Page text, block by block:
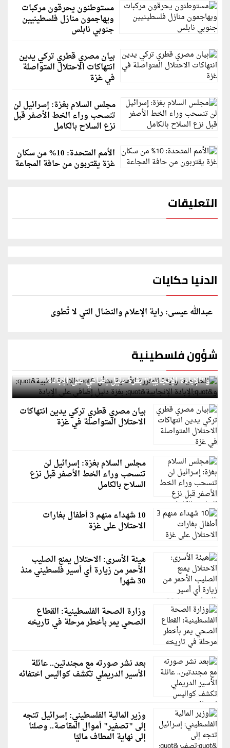
مستوطنون يحرقون مركبات
ويهاجمون منازل فلسطينيين
جنوبي نابلس
بيان مصري قطري تركي يدين
انتهاكات الاحتلال المتواصلة
في غزة
مجلس السلام بغزة: إسرائيل لن
تنسحب وراء الخط الأصفر قبل
نزع السلاح بالكامل
الأمم المتحدة: 10% من سكان
غزة يقتربون من حافة المجاعة
التعليقات
الدنيا حكايات
عبدالله عيسى: راية الإعلام والنضال التي لا تُطوى
شؤون فلسطينية
الخارجية: وثيقة المقررة الأممية بشأن "الإبادة الطبية"
و"الإبادة الإنجابية" بغزة دليل إضافي على الإبادة
بيان مصري قطري تركي يدين انتهاكات
الاحتلال المتواصلة في غزة
مجلس السلام بغزة: إسرائيل لن
تنسحب وراء الخط الأصفر قبل نزع
السلاح بالكامل
10 شهداء منهم 3 أطفال بغارات
الاحتلال على غزة
هيئة الأسرى: الاحتلال يمنع الصليب
الأحمر من زيارة أي أسير فلسطيني منذ
30 شهرا
وزارة الصحة الفلسطينية: القطاع
الصحي يمر بأخطر مرحلة في تاريخه
بعد نشر صورته مع مجندتين.. عائلة
الأسير الدريملي تكشف كواليس اختفائه
وزير المالية الفلسطيني: إسرائيل تتجه
إلى "تصفير" أموال المقاصة.. وصلنا
إلى نهاية المطاف ماليًا